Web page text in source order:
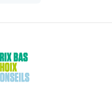
pour 2 capsules: